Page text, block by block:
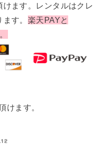
ます。レンタルはクレ
す。 楽天PAYと
けます。